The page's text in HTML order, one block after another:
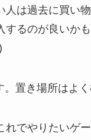
人は過去に買い
するのが良いかも
。置き場所はよく
れでやりたいゲー